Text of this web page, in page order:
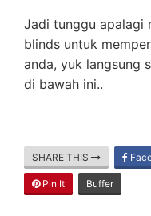
Jadi tunggu apalagi
blinds untuk
anda, yuk langsung
di bawah ini..
SHARE THIS
Pin It Buffer